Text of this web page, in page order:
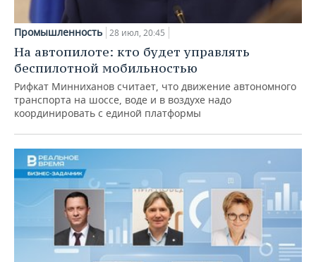
Промышленность 28 июл, 20:45
На автопилоте: кто будет управлять
беспилотной мобильностью
Рифкат Минниханов считает, что движение автономного
транспорта на шоссе, воде и в воздухе надо
координировать с единой платформы